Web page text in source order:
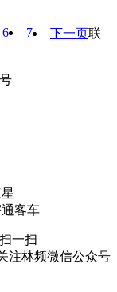
6 7
下一页联
客车
扫一扫
注林频微信公众号